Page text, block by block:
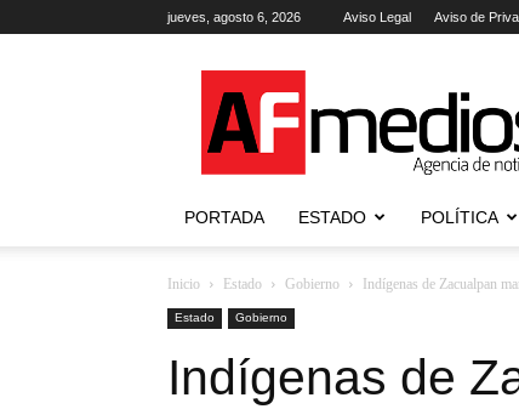
jueves, agosto 6, 2026 Aviso Legal Aviso de
Agencia
de
Noticias
PORTADA ESTADO POLÍTICA
Inicio Estado Gobierno Indígenas de Zacualpan
Estado Gobierno
Indígenas de